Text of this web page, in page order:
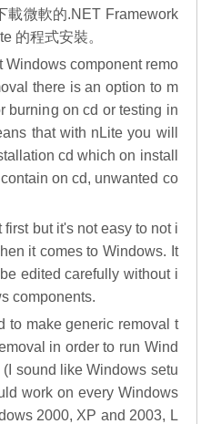
載微軟的.NET Framework
的程式安裝。
Windows component remo
there is an option to m
burning on cd or testing in
that with nLite you will
cd which on install
on cd, unwanted co
but it's not easy to not i
it comes to Windows. It
edited carefully without i
components.
to make generic removal t
in order to run Wind
sound like Windows setu
work on every Windows
2000, XP and 2003, L